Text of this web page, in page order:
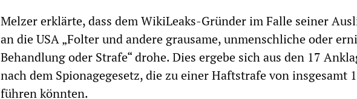
Melzer erklärte, dass dem WikiLeaks-Gründer im Falle seiner
an die USA „Folter und andere grausame, unmenschliche oder
Behandlung oder Strafe“ drohe. Dies ergebe sich aus den 17
nach dem Spionagegesetz, die zu einer Haftstrafe von insgesamt
führen könnten.